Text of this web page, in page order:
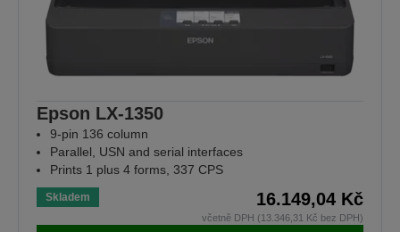
Epson LX-1350
9-pin 136 column
Parallel, USN and serial interfaces
Prints 1 plus 4 forms, 337 CPS
Skladem 16.149,04 Kč
včetně DPH (13.346,31 Kč bez DPH)